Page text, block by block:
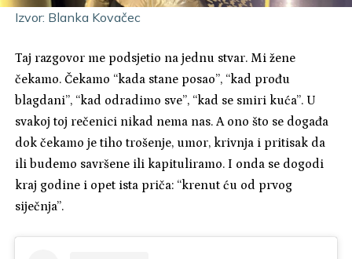
Izvor: Blanka Kovačec
Taj razgovor me podsjetio na jednu stvar. Mi žene
čekamo. Čekamo “kada stane posao”, “kad prođu
blagdani”, “kad odradimo sve”, “kad se smiri kuća”. U
svakoj toj rečenici nikad nema nas. A ono što se događa
dok čekamo je tiho trošenje, umor, krivnja i pritisak da
ili budemo savršene ili kapituliramo. I onda se dogodi
kraj godine i opet ista priča: “krenut ću od prvog
siječnja”.